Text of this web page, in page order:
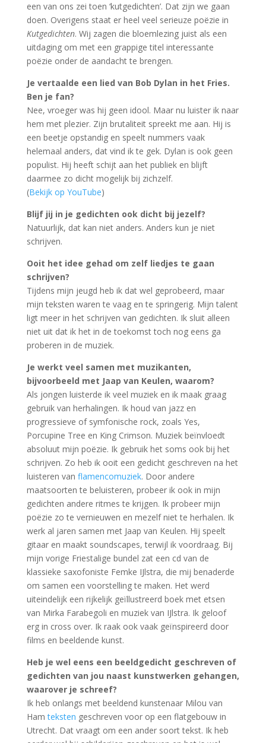
een van ons zei toen ‘kutgedichten’. Dat zijn we gaan
doen. Overigens staat er heel veel serieuze poëzie in
Kutgedichten. Wij zagen die bloemlezing juist als een
uitdaging om met een grappige titel interessante
poëzie onder de aandacht te brengen.
Je vertaalde een lied van Bob Dylan in het Fries.
Ben je fan?
Nee, vroeger was hij geen idool. Maar nu luister ik naar
hem met plezier. Zijn brutaliteit spreekt me aan. Hij is
een beetje opstandig en speelt nummers vaak
helemaal anders, dat vind ik te gek. Dylan is ook geen
populist. Hij heeft schijt aan het publiek en blijft
daarmee zo dicht mogelijk bij zichzelf.
(Bekijk op YouTube)
Blijf jij in je gedichten ook dicht bij jezelf?
Natuurlijk, dat kan niet anders. Anders kun je niet
schrijven.
Ooit het idee gehad om zelf liedjes te gaan
schrijven?
Tijdens mijn jeugd heb ik dat wel geprobeerd, maar
mijn teksten waren te vaag en te springerig. Mijn talent
ligt meer in het schrijven van gedichten. Ik sluit alleen
niet uit dat ik het in de toekomst toch nog eens ga
proberen in de muziek.
Je werkt veel samen met muzikanten,
bijvoorbeeld met Jaap van Keulen, waarom?
Als jongen luisterde ik veel muziek en ik maak graag
gebruik van herhalingen. Ik houd van jazz en
progressieve of symfonische rock, zoals Yes,
Porcupine Tree en King Crimson. Muziek beïnvloedt
absoluut mijn poëzie. Ik gebruik het soms ook bij het
schrijven. Zo heb ik ooit een gedicht geschreven na het
luisteren van flamencomuziek. Door andere
maatsoorten te beluisteren, probeer ik ook in mijn
gedichten andere ritmes te krijgen. Ik probeer mijn
poëzie zo te vernieuwen en mezelf niet te herhalen. Ik
werk al jaren samen met Jaap van Keulen. Hij speelt
gitaar en maakt soundscapes, terwijl ik voordraag. Bij
mijn vorige Friestalige bundel zat een cd van de
klassieke saxofoniste Femke IJlstra, die mij benaderde
om samen een voorstelling te maken. Het werd
uiteindelijk een rijkelijk geïllustreerd boek met etsen
van Mirka Farabegoli en muziek van IJlstra. Ik geloof
erg in cross over. Ik raak ook vaak geïnspireerd door
films en beeldende kunst.
Heb je wel eens een beeldgedicht geschreven of
gedichten van jou naast kunstwerken gehangen,
waarover je schreef?
Ik heb onlangs met beeldend kunstenaar Milou van
Hamteksten geschreven voor op een flatgebouw in
Utrecht. Dat vraagt om een ander soort tekst. Ik heb